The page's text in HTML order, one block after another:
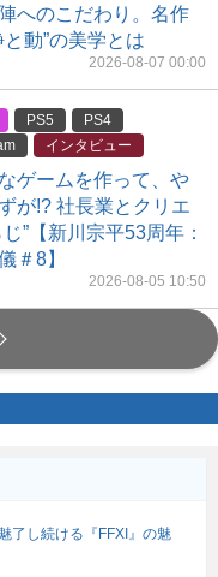
へのこだわり。名作
動”の美学とは
2026-08-07 00:00
PS5
PS4
インタビュー
ゲームを作って、や
が!? 社長業とクリエ
”【新川宗平53周年：
＃8】
2026-08-05 10:50
了し続ける『FFXI』の魅